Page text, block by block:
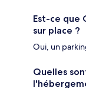
Est-ce que
sur place ?
Oui, un
Quelles